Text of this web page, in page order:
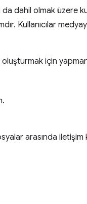
dahil olmak üzere
Kullanıcılar
için
arasında iletişim